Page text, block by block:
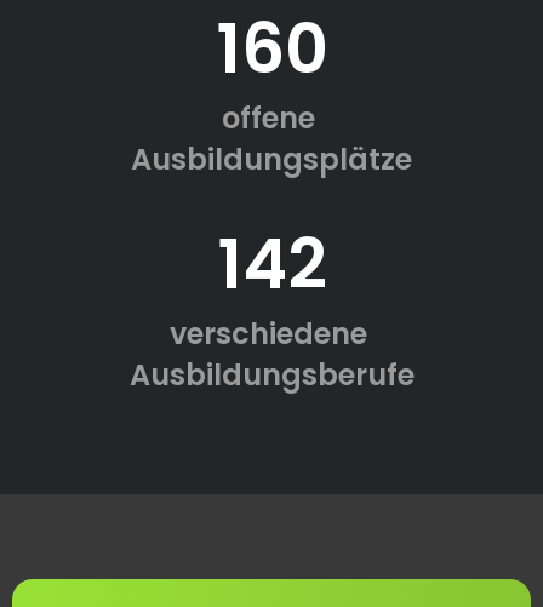
160
offene
Ausbildungsplätze
142
verschiedene
Ausbildungsberufe